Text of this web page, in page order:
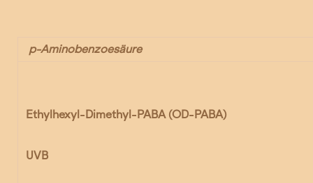
p-Aminobenzoesäure
Ethylhexyl-Dimethyl-PABA (OD-PABA)
UVB